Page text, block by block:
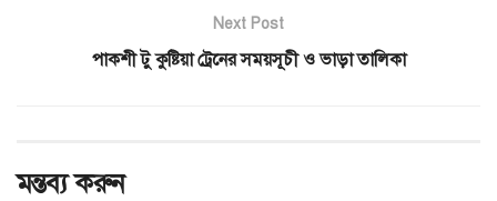
Next Post
পাকশী টু কুষ্টিয়া ট্রেনের সময়সূচী ও ভাড়া তালিকা
মন্তব্য করুন